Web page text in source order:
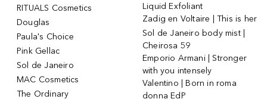
RITUALS Cosmetics
Douglas
Paula's Choice
Pink Gellac
Sol de Janeiro
MAC Cosmetics
The Ordinary
Liquid Exfoliant
Zadig en Voltaire | This is her
Sol de Janeiro body mist |
Cheirosa 59
Emporio Armani | Stronger
with you intensely
Valentino | Born in roma
donna EdP